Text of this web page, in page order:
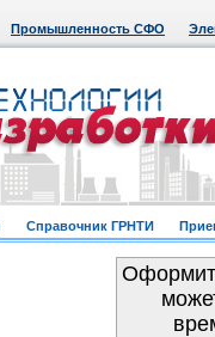
Промышленность СФО
Справочник ГРНТИ